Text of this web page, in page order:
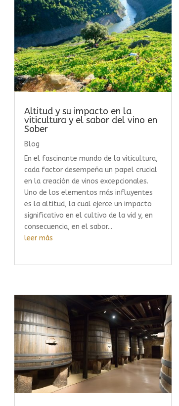
Altitud y su impacto en la
viticultura y el sabor del vino en
Sober
Blog
En el fascinante mundo de la viticultura,
cada factor desempeña un papel crucial
en la creación de vinos excepcionales.
Uno de los elementos más influyentes
es la altitud, la cual ejerce un impacto
significativo en el cultivo de la vid y, en
consecuencia, en el sabor...
leer más